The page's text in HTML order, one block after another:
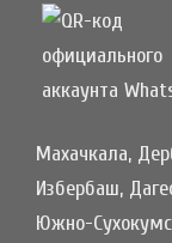
Махачкала,
Избербаш,
Южно-